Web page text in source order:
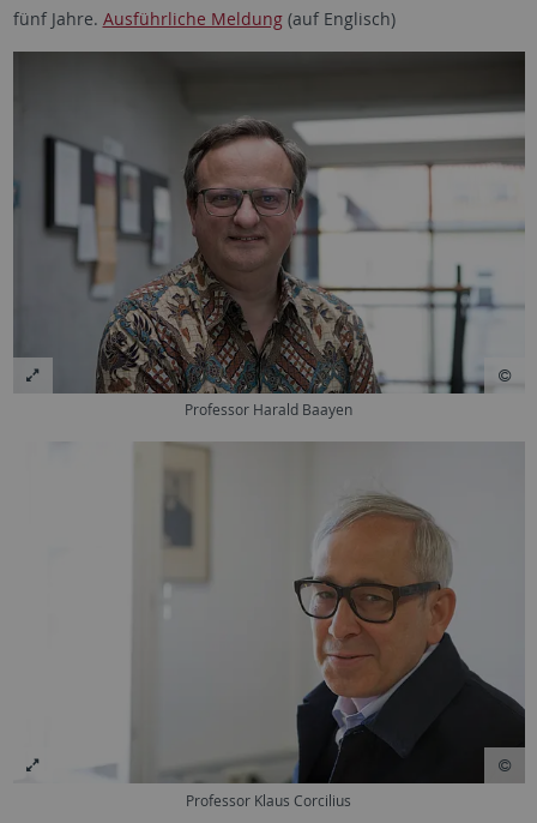
fünf Jahre. Ausführliche Meldung(auf Englisch)
Professor Harald Baayen
Professor Klaus Corcilius